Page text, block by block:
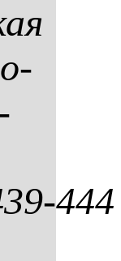
444